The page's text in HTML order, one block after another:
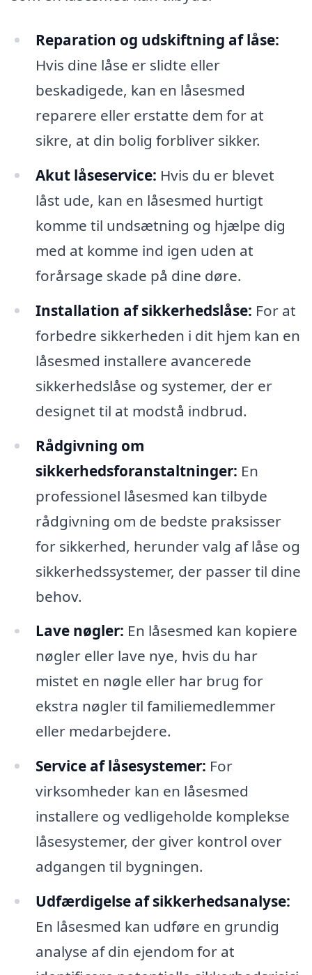
Reparation og udskiftning af låse:
Hvis dine låse er slidte eller
beskadigede, kan en låsesmed
reparere eller erstatte dem for at
sikre, at din bolig forbliver sikker.
Akut låseservice: Hvis du er blevet
låst ude, kan en låsesmed hurtigt
komme til undsætning og hjælpe dig
med at komme ind igen uden at
forårsage skade på dine døre.
Installation af sikkerhedslåse: For at
forbedre sikkerheden i dit hjem kan en
låsesmed installere avancerede
sikkerhedslåse og systemer, der er
designet til at modstå indbrud.
Rådgivning om
sikkerhedsforanstaltninger: En
professionel låsesmed kan tilbyde
rådgivning om de bedste praksisser
for sikkerhed, herunder valg af låse og
sikkerhedssystemer, der passer til dine
behov.
Lave nøgler: En låsesmed kan kopiere
nøgler eller lave nye, hvis du har
mistet en nøgle eller har brug for
ekstra nøgler til familiemedlemmer
eller medarbejdere.
Service af låsesystemer: For
virksomheder kan en låsesmed
installere og vedligeholde komplekse
låsesystemer, der giver kontrol over
adgangen til bygningen.
Udfærdigelse af sikkerhedsanalyse:
En låsesmed kan udføre en grundig
analyse af din ejendom for at